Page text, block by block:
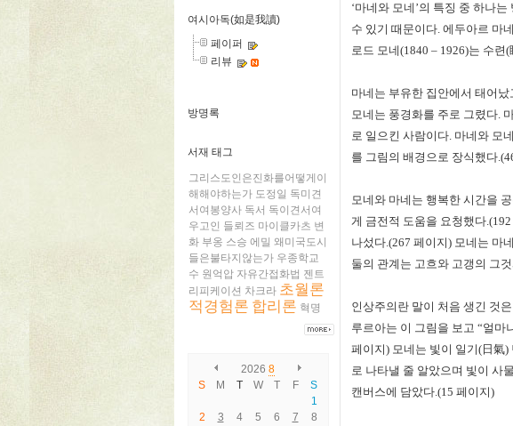
여시아독(如是我讀)
페이퍼
리뷰
방명록
서재 태그
그리스도인은진화를어떻게이
해해야하는가 도정일 독미견
서여봉양사 독서 독이견서여
우고인 들뢰즈 마이클카츠 변
화 부옹 스승 에밀 왜미국도시
들은불타지않는가 우종학교
수 원억압 자유간접화법 젠트
리피케이션 차크라 초월론
적경험론 합리론 혁명
2026 8
S
M T W T F
S
1
2
3 4 5 6 7
8
‘마네와 모네 ’의 특징 중 하나는
수 있기 때문이다. 에두아르 마네
로드 모네(1840 – 1926)는 수련(
마네는 부유한 집안에서 태어
모네는 풍경화를 주로 그렸다.
로 일으킨 사람이다. 마네와 모
를 그림의 배경으로 장식했다
모네와 마네는 행복한 시간을
게 금전적 도움을 요청했다.(192
나섰다.(267 페이지) 모네는 마
둘의 관계는 고흐와 고갱의 그
인상주의란 말이 처음 생긴 것
루르아는 이 그림을 보고 “얼마
페이지) 모네는 빛이 일기( 日氣)
로 나타낼 줄 알았으며 빛이 사
캔버스에 담았다.(15 페이지)